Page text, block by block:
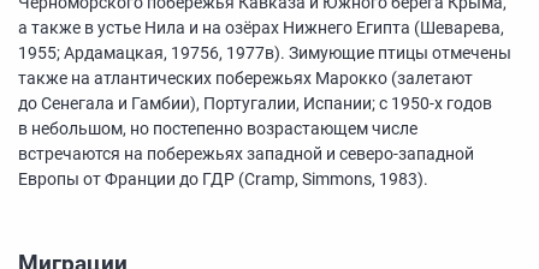
а также в устье Нила и на озёрах Нижнего Египта (Шеварева,
1955; Ардамацкая, 19756, 1977в). Зимующие птицы отмечены
также на атлантических побережьях Марокко (залетают
до Сенегала и Гамбии), Португалии, Испании; с 1950-х годов
в небольшом, но постепенно возрастающем числе
встречаются на побережьях западной и северо-западной
Европы от Франции до ГДР (Cramp, Simmons, 1983).
Миграции